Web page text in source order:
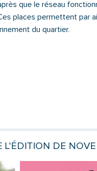
que le réseau
places permettent par
du quartier.
L'ÉDITION DE